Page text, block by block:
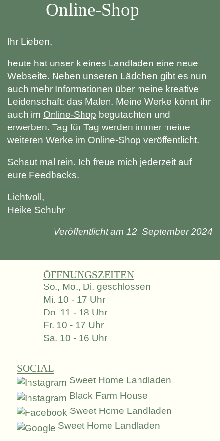
Unser Landladen
Galerie
Shop
Online-Shop
Ihr Lieben,
heute hat unser kleines Landladen eine neue
Webseite. Neben unseren Lädchen gibt es nun
auch mehr Informationen über meine kreative
Leidenschaft: das Malen. Meine Werke könnt ihr
auch im Online-Shop begutachten und
erwerben. Tag für Tag werden immer meine
weiteren Werke im Online-Shop veröffentlicht.
Schaut mal rein. Ich freue mich jederzeit auf
eure Feedbacks.
Lichtvoll,
Heike Schuhr
Veröffentlicht am 12. September 2024
Öffnungszeiten
So., Mo., Di. geschlossen
Mi. 10 - 17 Uhr
Do. 11 - 18 Uhr
Fr. 10 - 17 Uhr
Sa. 10 - 16 Uhr
Social
Sweet Home Landladen
Black Farm House
Sweet Home Landladen
Sweet Home Landladen